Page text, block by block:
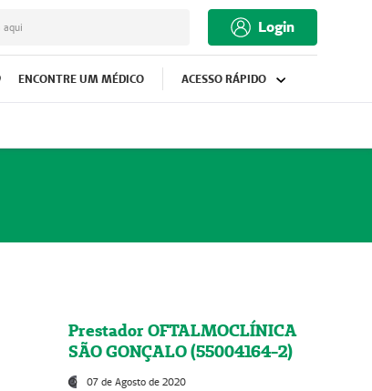
aqui Login
ENCONTRE UM MÉDICO ACESSO RÁPIDO
Prestador OFTALMOCLÍNICA
SÃO GONÇALO (55004164-2)
07 de Agosto de 2020